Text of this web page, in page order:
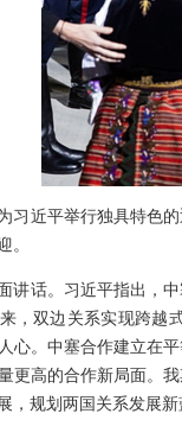
习近平举行独具特色
。
讲话。习近平指出，
，双边关系实现跨越
心。中塞合作建立在
更高的合作新局面。
，规划两国关系发展